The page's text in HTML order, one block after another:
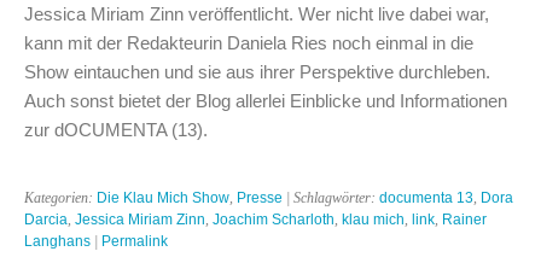
Jessica Miriam Zinn veröffentlicht. Wer nicht live dabei war,
kann mit der Redakteurin Daniela Ries noch einmal in die
Show eintauchen und sie aus ihrer Perspektive durchleben.
Auch sonst bietet der Blog allerlei Einblicke und Informationen
zur dOCUMENTA (13).
Kategorien: Die Klau Mich Show Presse | Schlagwörter: documenta 13 Dora
Darcia Jessica Miriam Zinn Joachim Scharloth klau mich link Rainer
Langhans | Permalink